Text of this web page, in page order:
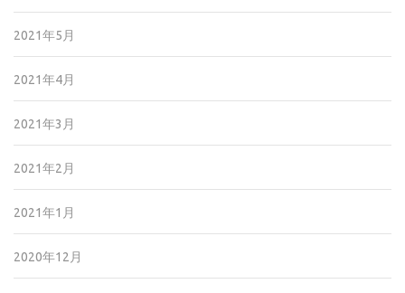
2021年5月
2021年4月
2021年3月
2021年2月
2021年1月
2020年12月